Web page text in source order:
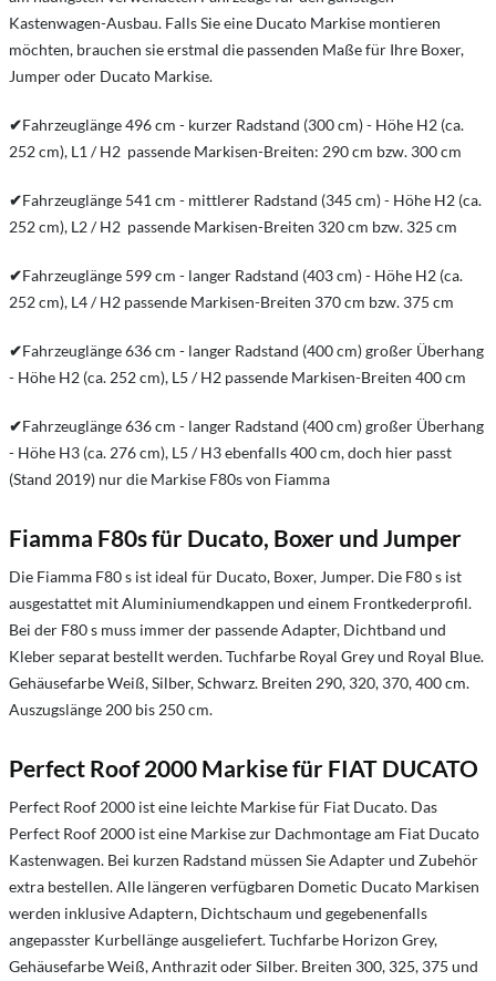
Kastenwagen-Ausbau. Falls Sie eine Ducato Markise montieren
möchten, brauchen sie erstmal die passenden Maße für Ihre Boxer,
Jumper oder Ducato Markise.
✔Fahrzeuglänge 496 cm - kurzer Radstand (300 cm) - Höhe H2 (ca.
252 cm), L1 / H2 passende Markisen-Breiten: 290 cm bzw. 300 cm
✔Fahrzeuglänge 541 cm - mittlerer Radstand (345 cm) - Höhe H2 (ca.
252 cm), L2 / H2 passende Markisen-Breiten 320 cm bzw. 325 cm
✔Fahrzeuglänge 599 cm - langer Radstand (403 cm) - Höhe H2 (ca.
252 cm), L4 / H2 passende Markisen-Breiten 370 cm bzw. 375 cm
✔Fahrzeuglänge 636 cm - langer Radstand (400 cm) großer Überhang
- Höhe H2 (ca. 252 cm), L5 / H2 passende Markisen-Breiten 400 cm
✔Fahrzeuglänge 636 cm - langer Radstand (400 cm) großer Überhang
- Höhe H3 (ca. 276 cm), L5 / H3 ebenfalls 400 cm, doch hier passt
(Stand 2019) nur die Markise F80s von Fiamma
Fiamma F80s für Ducato, Boxer und Jumper
Die Fiamma F80 s ist ideal für Ducato, Boxer, Jumper. Die F80 s ist
ausgestattet mit Aluminiumendkappen und einem Frontkederprofil.
Bei der F80 s muss immer der passende Adapter, Dichtband und
Kleber separat bestellt werden. Tuchfarbe Royal Grey und Royal Blue.
Gehäusefarbe Weiß, Silber, Schwarz. Breiten 290, 320, 370, 400 cm.
Auszugslänge 200 bis 250 cm.
Perfect Roof 2000 Markise für FIAT DUCATO
Perfect Roof 2000 ist eine leichte Markise für Fiat Ducato. Das
Perfect Roof 2000 ist eine Markise zur Dachmontage am Fiat Ducato
Kastenwagen. Bei kurzen Radstand müssen Sie Adapter und Zubehör
extra bestellen. Alle längeren verfügbaren Dometic Ducato Markisen
werden inklusive Adaptern, Dichtschaum und gegebenenfalls
angepasster Kurbellänge ausgeliefert. Tuchfarbe Horizon Grey,
Gehäusefarbe Weiß, Anthrazit oder Silber. Breiten 300, 325, 375 und